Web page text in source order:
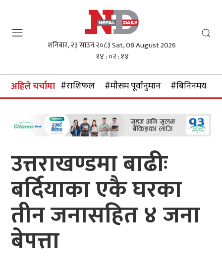
शनिबार, २३ साउन २०८३Sat, 08 August 2026
१४ : ०२ : १५
अहिले चर्चामा #राशिफल #माैसम पूर्वानुमान #बिनिनमयदर
उत्तराखण्डमा बाढीः
बर्दियाका एकै घरका
तीन जनासहित ४ जना
बेपत्ता